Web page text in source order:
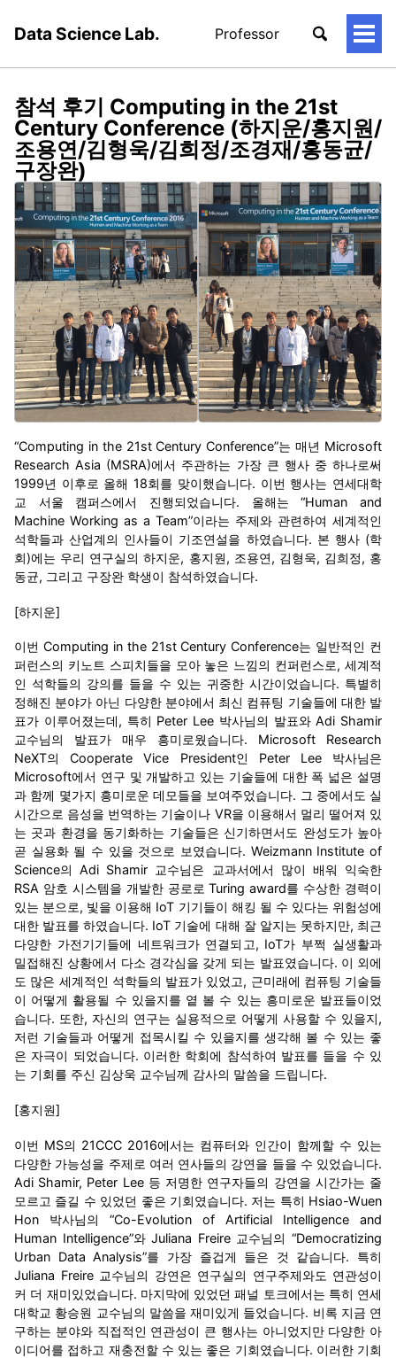
Data Science Lab. Professor
토
참석 후기 Computing in the 21st
Century Conference (하지운/홍지원/
조용연/김형욱/김희정/조경재/홍동균/
구장완)
“Computing in the 21st Century Conference”는 매년 Microsoft
Research Asia (MSRA)에서 주관하는 가장 큰 행사 중 하나로써
1999년 이후로 올해 18회를 맞이했습니다. 이번 행사는 연세대학
교 서울 캠퍼스에서 진행되었습니다. 올해는 “Human and
Machine Working as a Team”이라는 주제와 관련하여 세계적인
석학들과 산업계의 인사들이 기조연설을 하였습니다. 본 행사 (학
회)에는 우리 연구실의 하지운, 홍지원, 조용연, 김형욱, 김희정, 홍
동균, 그리고 구장완 학생이 참석하였습니다.
[하지운]
이번 Computing in the 21st Century Conference는 일반적인 컨
퍼런스의 키노트 스피치들을 모아 놓은 느낌의 컨퍼런스로, 세계적
인 석학들의 강의를 들을 수 있는 귀중한 시간이었습니다. 특별히
정해진 분야가 아닌 다양한 분야에서 최신 컴퓨팅 기술들에 대한 발
표가 이루어졌는데, 특히 Peter Lee 박사님의 발표와 Adi Shamir
교수님의 발표가 매우 흥미로웠습니다. Microsoft Research
NeXT의 Cooperate Vice President인 Peter Lee 박사님은
Microsoft에서 연구 및 개발하고 있는 기술들에 대한 폭 넓은 설명
과 함께 몇가지 흥미로운 데모들을 보여주었습니다. 그 중에서도 실
시간으로 음성을 번역하는 기술이나 VR을 이용해서 멀리 떨어져 있
는 곳과 환경을 동기화하는 기술들은 신기하면서도 완성도가 높아
곧 실용화 될 수 있을 것으로 보였습니다. Weizmann Institute of
Science의 Adi Shamir 교수님은 교과서에서 많이 배워 익숙한
RSA 암호 시스템을 개발한 공로로 Turing award를 수상한 경력이
있는 분으로, 빛을 이용해 IoT 기기들이 해킹 될 수 있다는 위험성에
대한 발표를 하였습니다. IoT 기술에 대해 잘 알지는 못하지만, 최근
다양한 가전기기들에 네트워크가 연결되고, IoT가 부쩍 실생활과
밀접해진 상황에서 다소 경각심을 갖게 되는 발표였습니다. 이 외에
도 많은 세계적인 석학들의 발표가 있었고, 근미래에 컴퓨팅 기술들
이 어떻게 활용될 수 있을지를 옅 볼 수 있는 흥미로운 발표들이었
습니다. 또한, 자신의 연구는 실용적으로 어떻게 사용할 수 있을지,
저런 기술들과 어떻게 접목시킬 수 있을지를 생각해 볼 수 있는 좋
은 자극이 되었습니다. 이러한 학회에 참석하여 발표를 들을 수 있
는 기회를 주신 김상욱 교수님께 감사의 말씀을 드립니다.
[홍지원]
이번 MS의 21CCC 2016에서는 컴퓨터와 인간이 함께할 수 있는
다양한 가능성을 주제로 여러 연사들의 강연을 들을 수 있었습니다.
Adi Shamir, Peter Lee 등 저명한 연구자들의 강연을 시간가는 줄
모르고 즐길 수 있었던 좋은 기회였습니다. 저는 특히 Hsiao-Wuen
Hon 박사님의 “Co-Evolution of Artificial Intelligence and
Human Intelligence”와 Juliana Freire 교수님의 “Democratizing
Urban Data Analysis”를 가장 즐겁게 들은 것 같습니다. 특히
Juliana Freire 교수님의 강연은 연구실의 연구주제와도 연관성이
커 더 재미있었습니다. 마지막에 있었던 패널 토크에서는 특히 연세
대학교 황승원 교수님의 말씀을 재미있게 들었습니다. 비록 지금 연
구하는 분야와 직접적인 연관성이 큰 행사는 아니었지만 다양한 아
이디어를 접하고 재충전할 수 있는 좋은 기회였습니다. 이러한 기회